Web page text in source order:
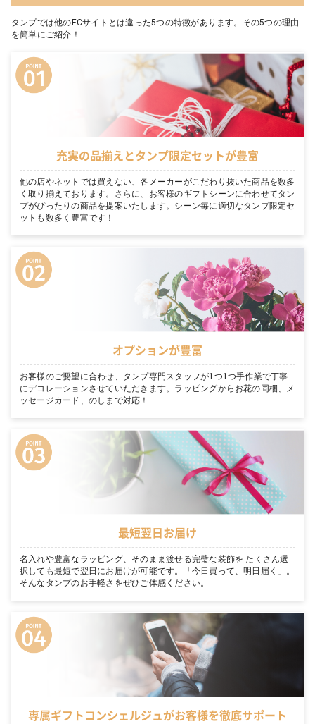
タンプでは他のECサイトとは違った5つの特徴があります。その5つの理由
を簡単にご紹介！
充実の品揃えとタンプ限定セットが豊富
他の店やネットでは買えない、各メーカーがこだわり抜いた商品を数多
く取り揃えております。さらに、お客様のギフトシーンに合わせてタン
プがぴったりの商品を提案いたします。シーン毎に適切なタンプ限定セ
ットも数多く豊富です！
オプションが豊富
お客様のご要望に合わせ、タンプ専門スタッフが1つ1つ手作業で丁寧
にデコレーションさせていただきます。ラッピングからお花の同梱、メ
ッセージカード、のしまで対応！
最短翌日お届け
名入れや豊富なラッピング、そのまま渡せる完璧な装飾を たくさん選
択しても最短で翌日にお届けが可能です。「今日買って、明日届く」。
そんなタンプのお手軽さをぜひご体感ください。
専属ギフトコンシェルジュがお客様を徹底サポート